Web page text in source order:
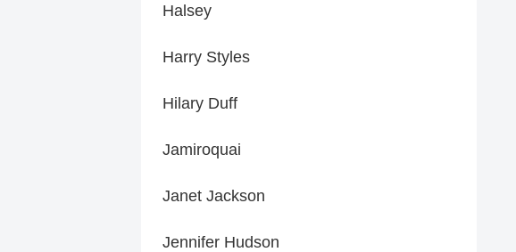
Halsey
Harry Styles
Hilary Duff
Jamiroquai
Janet Jackson
Jennifer Hudson